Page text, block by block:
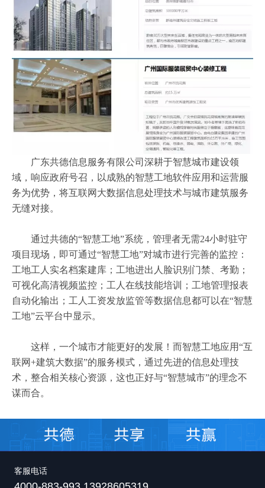
广东共德信息服务有限公司深耕于智慧城市建设领
域，响应政府号召，以成熟的智慧工地软件应用和运营服
务为优势，将互联网大数据信息处理技术与城市建筑服务
无缝对接。
通过共德的“智慧工地”系统，管理者无需24小时驻守
项目现场，即可通过“智慧工地”对城市进行完善的监控：
工地工人实名档案建库；工地进出人脸识别门禁、考勤；
可视化高清视频监控；工人在线技能培训；工地管理报表
自动化输出；工人工资发放监管等数据信息都可以在“智慧
工地”云平台中显示。
这样，一个城市才能更好的发展！而智慧工地应用“互
联网+建筑大数据”的服务模式，通过先进的信息处理技
术，整合相关核心资源，这也正好与“智慧城市”的理念不
谋而合。
客服电话